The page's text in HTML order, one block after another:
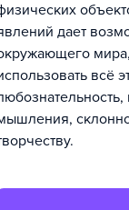
дает
всё